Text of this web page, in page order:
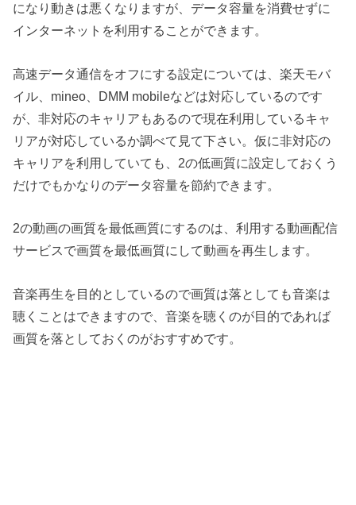
になり動きは悪くなりますが、データ容量を消費せずに
インターネットを利用することができます。
高速データ通信をオフにする設定については、楽天モバ
イル、mineo、DMM mobileなどは対応しているのです
が、非対応のキャリアもあるので現在利用しているキャ
リアが対応しているか調べて見て下さい。仮に非対応の
キャリアを利用していても、2の低画質に設定しておくう
だけでもかなりのデータ容量を節約できます。
2の動画の画質を最低画質にするのは、利用する動画配信
サービスで画質を最低画質にして動画を再生します。
音楽再生を目的としているので画質は落としても音楽は
聴くことはできますので、音楽を聴くのが目的であれば
画質を落としておくのがおすすめです。